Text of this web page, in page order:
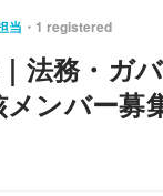
当 1 registered
法務・ガ
ンバー募